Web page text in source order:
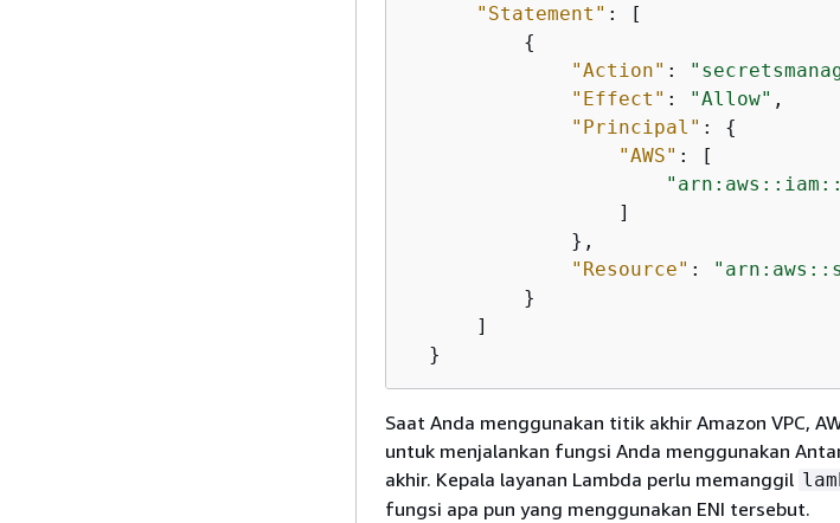
"Statement" : [
{
"Action" :
"Effect" : "Allow" ,
"Principal" : {
"AWS" : [
                  ]
              },
"Resource" :
          }
      ]
  }
Saat Anda menggunakan titik akhir Amazon VPC,
untuk menjalankan fungsi Anda menggunakan
akhir. Kepala layanan Lambda perlu memanggil
fungsi apa pun yang menggunakan ENI tersebut.